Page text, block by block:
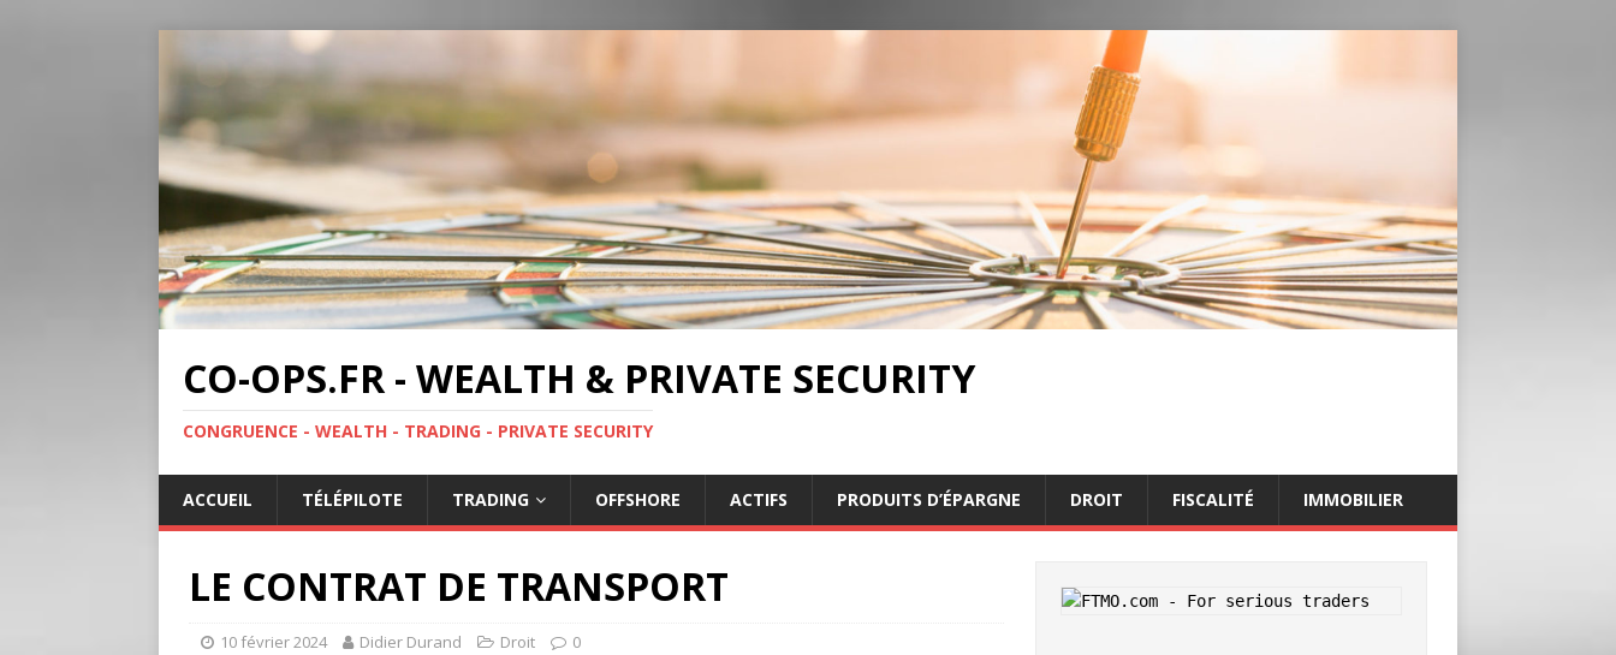
CO-OPS.FR - WEALTH & PRIVATE SECURITY
CONGRUENCE - WEALTH - TRADING - PRIVATE SECURITY
ACCUEIL TÉLÉPILOTE TRADING OFFSHORE ACTIFS PRODUITS D’ÉPARGNE DROIT FISCALITÉ IMMOBILIER
LE CONTRAT DE TRANSPORT
10 février 2024 Didier Durand Droit 0